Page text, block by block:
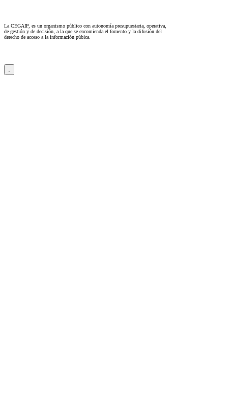
La CEGAIP, es un organismo público con autonomía presupuestaria, operativa,
de gestión y de decisión, a la que se encomienda el fomento y la difusión del
derecho de acceso a la información púbica.